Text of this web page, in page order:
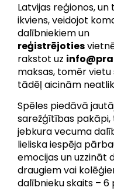
Latvijas reģionos,
ikviens, veidojot
dalībniekiem un
reģistrējoties
rakstot uz
maksas, tomēr
tādēļ aicinām
Spēles piedāvā
sarežģītības
jebkura vecuma
lieliska iespēja
emocijas un uzzināt
draugiem vai
dalībnieku skaits – 6